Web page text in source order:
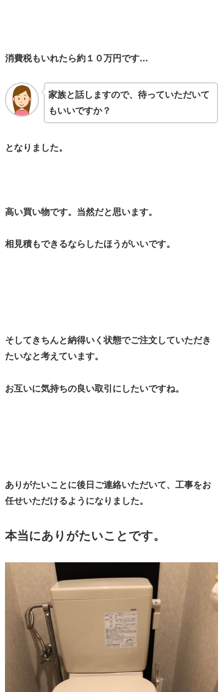
消費税もいれたら約１０万円です…
家族と話しますので、待っていただいて
もいいですか？
となりました。
高い買い物です。当然だと思います。
相見積もできるならしたほうがいいです。
そしてきちんと納得いく状態でご注文していただき
たいなと考えています。
お互いに気持ちの良い取引にしたいですね。
ありがたいことに後日ご連絡いただいて、工事をお
任せいただけるようになりました。
本当にありがたいことです。